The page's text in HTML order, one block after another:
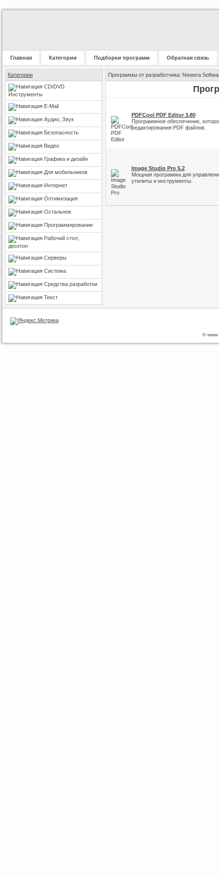
Главная Категории Подборки программ Обратная связь
Категории
CD/DVD
Инструменты
E-Mail
Аудио, Звук
Безопасность
Видео
Графика и дизайн
Для мобильников
Интернет
Оптимизация
Остальное
Программирование
Рабочий стол,
десктоп
Серверы
Система
Средства разработки
Текст
Программы от разработчика: Newera
PDFCool PDF Editor 3.80
Программное обеспечение,
редактирования PDF файлов.
Image Studio Pro 5.2
Мощная программа для
утилиты и инструменты.
©